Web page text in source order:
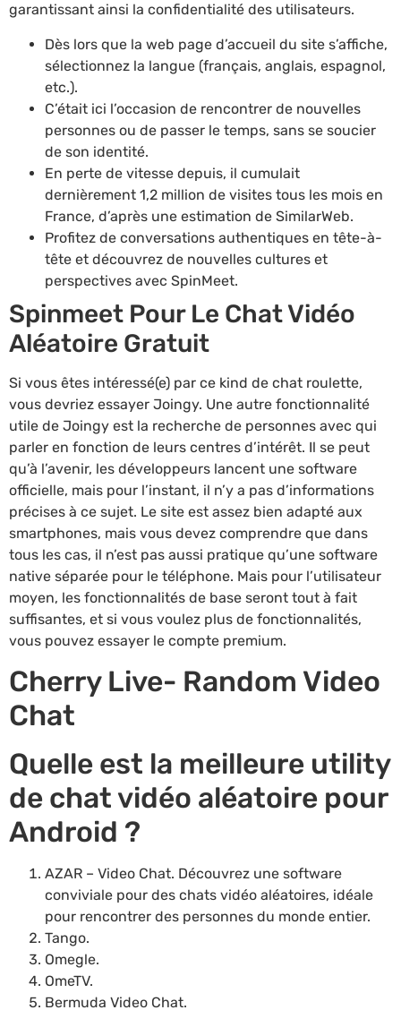
garantissant ainsi la confidentialité des utilisateurs.
Dès lors que la web page d’accueil du site s’affiche,
sélectionnez la langue (français, anglais, espagnol,
etc.).
C’était ici l’occasion de rencontrer de nouvelles
personnes ou de passer le temps, sans se soucier
de son identité.
En perte de vitesse depuis, il cumulait
dernièrement 1,2 million de visites tous les mois en
France, d’après une estimation de SimilarWeb.
Profitez de conversations authentiques en tête-à-
tête et découvrez de nouvelles cultures et
perspectives avec SpinMeet.
Spinmeet Pour Le Chat Vidéo
Aléatoire Gratuit
Si vous êtes intéressé(e) par ce kind de chat roulette,
vous devriez essayer Joingy. Une autre fonctionnalité
utile de Joingy est la recherche de personnes avec qui
parler en fonction de leurs centres d’intérêt. Il se peut
qu’à l’avenir, les développeurs lancent une software
officielle, mais pour l’instant, il n’y a pas d’informations
précises à ce sujet. Le site est assez bien adapté aux
smartphones, mais vous devez comprendre que dans
tous les cas, il n’est pas aussi pratique qu’une software
native séparée pour le téléphone. Mais pour l’utilisateur
moyen, les fonctionnalités de base seront tout à fait
suffisantes, et si vous voulez plus de fonctionnalités,
vous pouvez essayer le compte premium.
Cherry Live- Random Video
Chat
Quelle est la meilleure utility
de chat vidéo aléatoire pour
Android ?
AZAR – Video Chat. Découvrez une software
conviviale pour des chats vidéo aléatoires, idéale
pour rencontrer des personnes du monde entier.
Tango.
Omegle.
OmeTV.
Bermuda Video Chat.